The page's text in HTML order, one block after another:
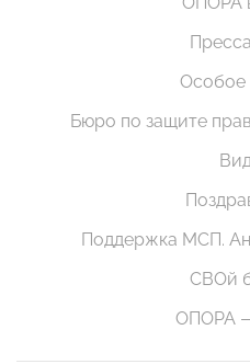
Особое
Бюро по защите
Поддержка МСП.
СВОй
ОПОРА